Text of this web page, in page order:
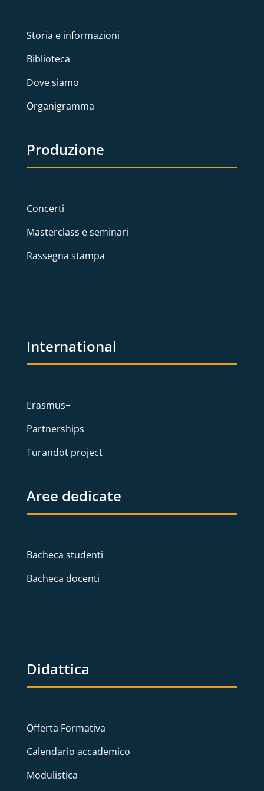
Storia e informazioni
Biblioteca
Dove siamo
Organigramma
Produzione
Concerti
Masterclass e seminari
Rassegna stampa
International
Erasmus+
Partnerships
Turandot project
Aree dedicate
Bacheca studenti
Bacheca docenti
Didattica
Offerta Formativa
Calendario accademico
Modulistica